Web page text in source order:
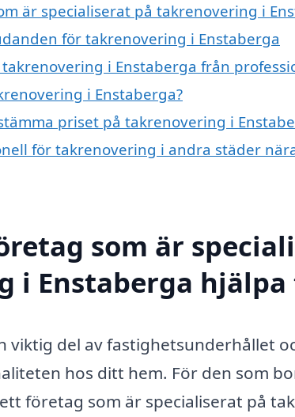
är specialiserat på takrenovering i
för takrenovering i Enstaberga
i Enstaberga från
i Enstaberga?
priset på takrenovering i
för takrenovering i andra städer
som är
i Enstaberga
viktig del av fastighetsunderhållet
hos ditt hem. För den som
företag som är specialiserat på